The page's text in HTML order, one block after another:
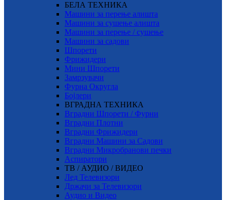
БЕЛА ТЕХНИКА
Машини за перење алишта
Машини за сушење алишта
Машини за перење / сушење
Машини за садови
Шпорети
Фрижидери
Мини Шпорети
Замрзувачи
Фурна Округла
Бојлери
ВГРАДНА ТЕХНИКА
Вградни Шпорети / Фурни
Вградни Плотни
Вградни Фрижидери
Вградни Машини за Садови
Вградни Микробранови печки
Аспиратори
ТВ / АУДИО / ВИДЕО
Лед Телевизори
Држачи за Телевизори
Аудио и Видео